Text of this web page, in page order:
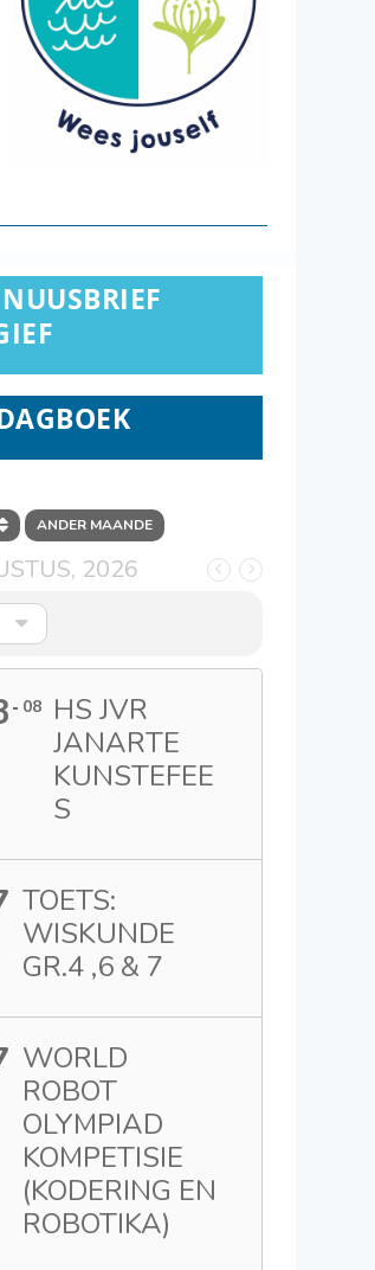
NUUSBRIEF
ANDER MAANDE
2026
08
HS JVR
JANARTE
KUNSTEFEE
S
TOETS:
WISKUNDE
GR.4 ,6 & 7
WORLD
ROBOT
OLYMPIAD
KOMPETISIE
(KODERING EN
ROBOTIKA)